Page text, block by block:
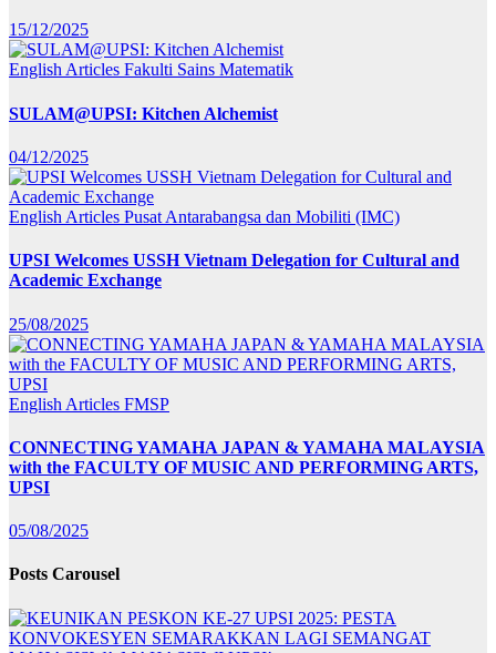
15/12/2025
English Articles Fakulti Sains Matematik
SULAM@UPSI: Kitchen Alchemist
04/12/2025
English Articles Pusat Antarabangsa dan Mobiliti (IMC)
UPSI Welcomes USSH Vietnam Delegation for Cultural and
Academic Exchange
25/08/2025
English Articles FMSP
CONNECTING YAMAHA JAPAN & YAMAHA MALAYSIA
with the FACULTY OF MUSIC AND PERFORMING ARTS,
UPSI
05/08/2025
Posts Carousel